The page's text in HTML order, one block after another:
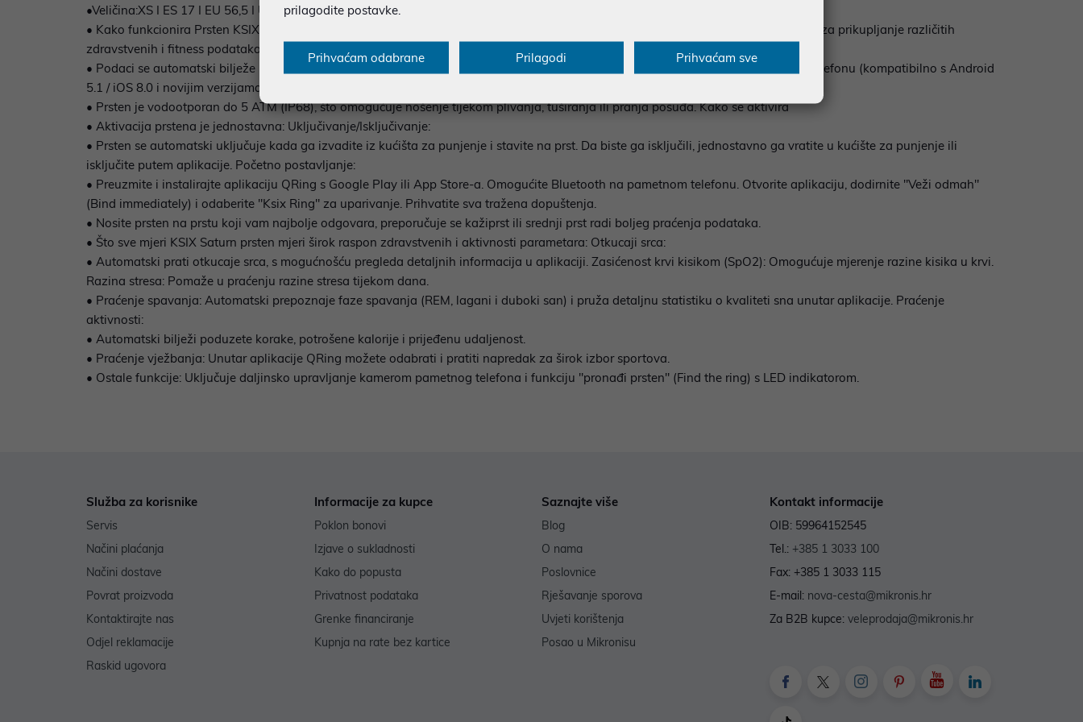
•Veličina:XS I ES 17 I EU 56,5 I UK Q I SAD 8 I 18,1 mm
• Kako funkcionira Prsten KSIX Saturn koristi ugrađene senzore, uključujući akcelerometar, monitor otkucaja srca i pulsni oksimetar, za prikupljanje različitih
zdravstvenih i fitness podataka.
• Podaci se automatski bilježe i mogu se pregledati u stvarnom vremenu unutar QRing aplikacije na vašem uparenom pametnom telefonu (kompatibilno s Android
5.1 / iOS 8.0 i novijim verzijama).
• Prsten je vodootporan do 5 ATM (IP68), što omogućuje nošenje tijekom plivanja, tuširanja ili pranja posuđa. Kako se aktivira
• Aktivacija prstena je jednostavna: Uključivanje/Isključivanje:
• Prsten se automatski uključuje kada ga izvadite iz kućišta za punjenje i stavite na prst. Da biste ga isključili, jednostavno ga vratite u kućište za punjenje ili
isključite putem aplikacije. Početno postavljanje:
• Preuzmite i instalirajte aplikaciju QRing s Google Play ili App Store-a. Omogućite Bluetooth na pametnom telefonu. Otvorite aplikaciju, dodirnite "Veži odmah"
(Bind immediately) i odaberite "Ksix Ring" za uparivanje. Prihvatite sva tražena dopuštenja.
• Nosite prsten na prstu koji vam najbolje odgovara, preporučuje se kažiprst ili srednji prst radi boljeg praćenja podataka.
• Što sve mjeri KSIX Saturn prsten mjeri širok raspon zdravstvenih i aktivnosti parametara: Otkucaji srca:
• Automatski prati otkucaje srca, s mogućnošću pregleda detaljnih informacija u aplikaciji. Zasićenost krvi kisikom (SpO2): Omogućuje mjerenje razine kisika u krvi.
Razina stresa: Pomaže u praćenju razine stresa tijekom dana.
• Praćenje spavanja: Automatski prepoznaje faze spavanja (REM, lagani i duboki san) i pruža detaljnu statistiku o kvaliteti sna unutar aplikacije. Praćenje
aktivnosti:
• Automatski bilježi poduzete korake, potrošene kalorije i prijeđenu udaljenost.
• Praćenje vježbanja: Unutar aplikacije QRing možete odabrati i pratiti napredak za širok izbor sportova.
• Ostale funkcije: Uključuje daljinsko upravljanje kamerom pametnog telefona i funkciju "pronađi prsten" (Find the ring) s LED indikatorom.
Služba za korisnike
Servis
Načini plaćanja
Načini dostave
Povrat proizvoda
Kontaktirajte nas
Odjel reklamacije
Raskid ugovora
Informacije za kupce
Poklon bonovi
Izjave o sukladnosti
Kako do popusta
Privatnost podataka
Grenke financiranje
Kupnja na rate bez kartice
Saznajte više
Blog
O nama
Poslovnice
Rješavanje sporova
Uvjeti korištenja
Posao u Mikronisu
Kontakt informacije
OIB: 59964152545
Tel.: +385 1 3033 100
Fax: +385 1 3033 115
E-mail: nova-cesta@mikronis.hr
Za B2B kupce: veleprodaja@mikronis.hr
prilagodite postavke.
Prihvaćam odabrane Prilagodi Prihvaćam sve